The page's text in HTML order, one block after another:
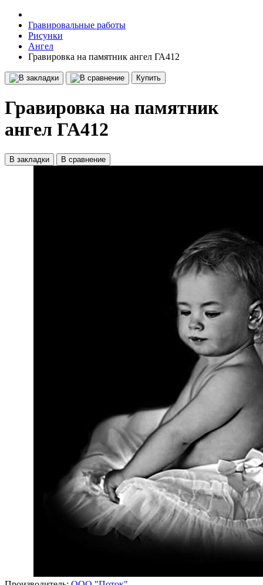
Гравировальные работы
Рисунки
Ангел
Гравировка на памятник ангел ГА412
Купить
Гравировка на памятник
ангел ГА412
В закладки В сравнение